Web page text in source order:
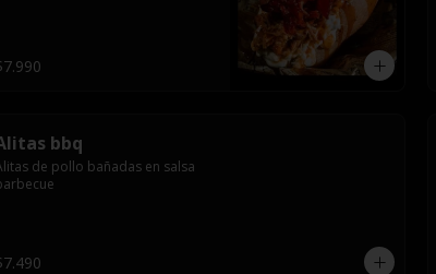
bbq
de pollo bañadas en salsa